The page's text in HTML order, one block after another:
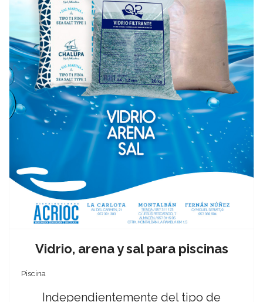
Vidrio, arena y sal para piscinas
Piscina
Independientemente del tipo de